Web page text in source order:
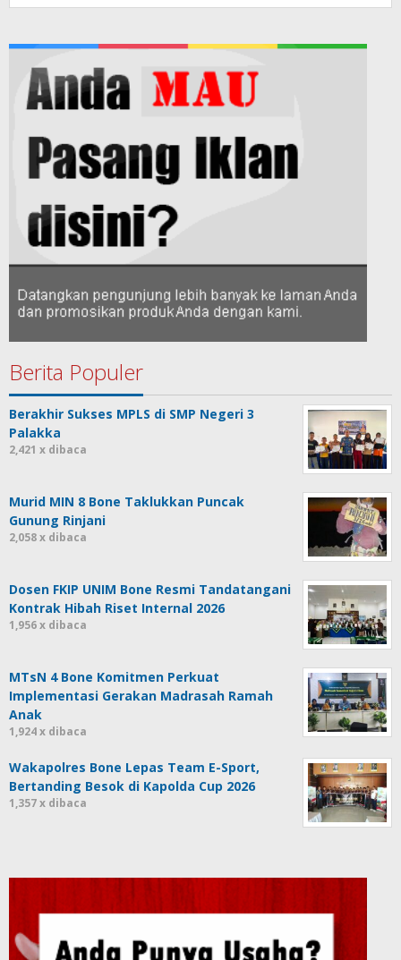
Berita Populer
Berakhir Sukses MPLS di SMP Negeri 3
Palakka
2,421 x dibaca
Murid MIN 8 Bone Taklukkan Puncak
Gunung Rinjani
2,058 x dibaca
Dosen FKIP UNIM Bone Resmi Tandatangani
Kontrak Hibah Riset Internal 2026
1,956 x dibaca
MTsN 4 Bone Komitmen Perkuat
Implementasi Gerakan Madrasah Ramah
Anak
1,924 x dibaca
Wakapolres Bone Lepas Team E-Sport,
Bertanding Besok di Kapolda Cup 2026
1,357 x dibaca